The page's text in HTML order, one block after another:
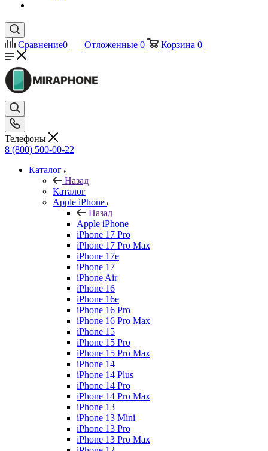
Сравнение0 Отложенные 0 Корзина 0
Телефоны
8 (800) 500-00-22
Каталог
Назад
Каталог
Apple iPhone
Назад
Apple iPhone
iPhone 17 Pro
iPhone 17 Pro Max
iPhone 17e
iPhone 17
iPhone Air
iPhone 16
iPhone 16e
iPhone 16 Pro
iPhone 16 Pro Max
iPhone 15
iPhone 15 Pro
iPhone 15 Pro Max
iPhone 14
iPhone 14 Plus
iPhone 14 Pro
iPhone 14 Pro Max
iPhone 13
iPhone 13 Mini
iPhone 13 Pro
iPhone 13 Pro Max